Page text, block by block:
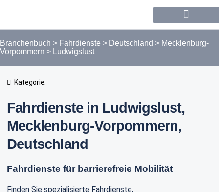
Branchenbuch > Fahrdienste > Deutschland > Mecklenburg-
Vorpommern > Ludwigslust
Kategorie:
Fahrdienste in Ludwigslust,
Mecklenburg-Vorpommern,
Deutschland
Fahrdienste für barrierefreie Mobilität
Finden Sie spezialisierte Fahrdienste,